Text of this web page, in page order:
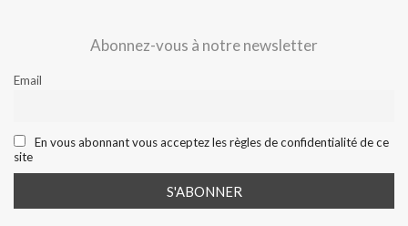
Abonnez-vous à notre newsletter
Email
En vous abonnant vous acceptez les règles de confidentialité de ce
site